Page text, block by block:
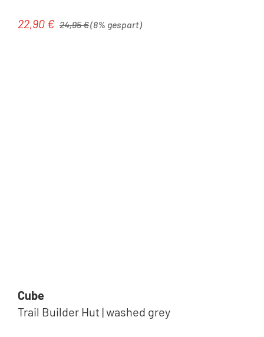
Verkaufspreis:
22,90 € Regulärer Preis:
24,95 €(8% gespart)
Cube
Trail Builder Hut | washed grey